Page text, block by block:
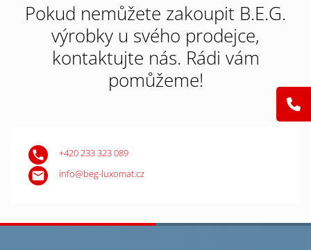
Pokud nemůžete zakoupit B.E.G.
výrobky u svého prodejce,
kontaktujte nás. Rádi vám
pomůžeme!
+420 233 323 089
info@beg-luxomat.cz